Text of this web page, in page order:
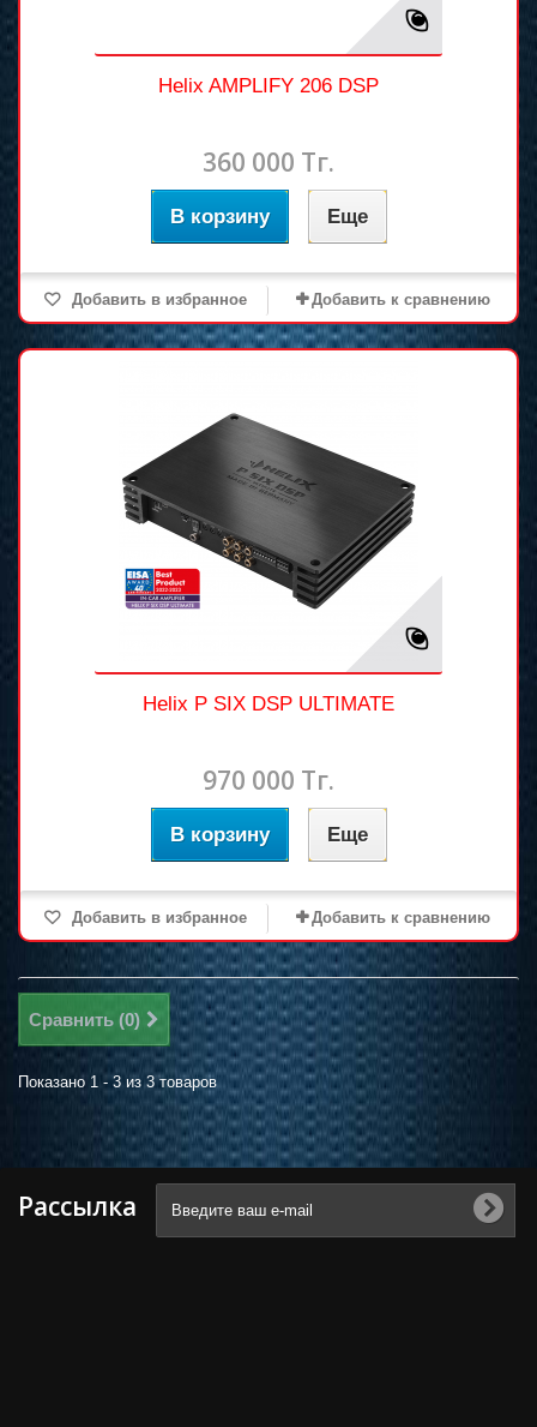
Helix AMPLIFY 206 DSP
360 000 Тг.
В корзину Еще
Добавить в избранное Добавить к сравнению
Helix P SIX DSP ULTIMATE
970 000 Тг.
В корзину Еще
Добавить в избранное Добавить к сравнению
Сравнить (0)
Показано 1 - 3 из 3 товаров
Рассылка